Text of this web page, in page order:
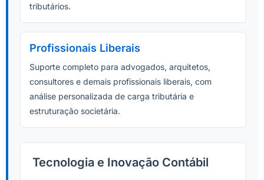
tributários.
Profissionais Liberais
Suporte completo para advogados, arquitetos,
consultores e demais profissionais liberais, com
análise personalizada de carga tributária e
estruturação societária.
Tecnologia e Inovação Contábil